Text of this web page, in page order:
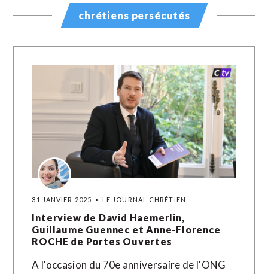
chrétiens persécutés
31 JANVIER 2025 LE JOURNAL CHRÉTIEN
Interview de David Haemerlin,
Guillaume Guennec et Anne-Florence
ROCHE de Portes Ouvertes
A l'occasion du 70e anniversaire de l'ONG